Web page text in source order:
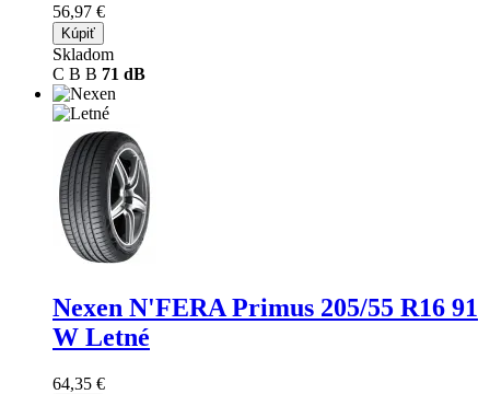
56,97 €
Kúpiť
Skladom
C B B 71 dB
Nexen N'FERA Primus 205/55 R16 91
W Letné
64,35 €